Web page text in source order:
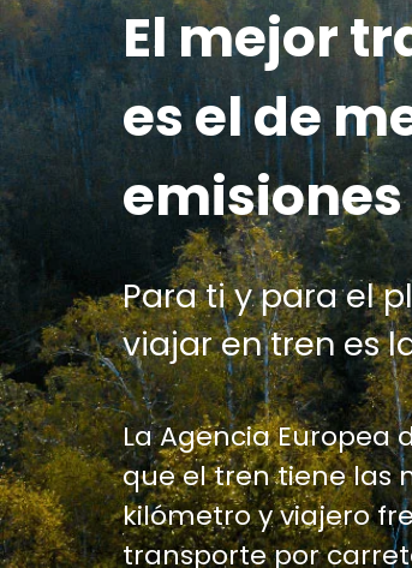
El mejor
es el de
emisiones
Para ti y para el
viajar en tren es
La Agencia Europea
que el tren tiene las
kilómetro y viajero
transporte por